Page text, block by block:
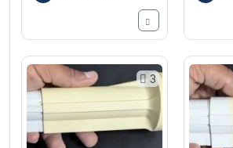
3